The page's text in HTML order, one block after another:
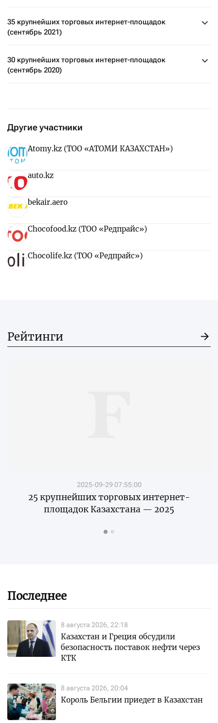
35 крупнейших торговых интернет-площадок
(сентябрь 2021)
30 крупнейших торговых интернет-площадок
(сентябрь 2020)
Другие участники
Atomy.kz (ТОО «АТОМИ КАЗАХСТАН»)
auto.kz
bekair.aero
Chocofood.kz (ТОО «Редпрайс»)
Chocolife.kz (ТОО «Редпрайс»)
Рейтинги
2025-09-29 07:55:00
25 крупнейших торговых интернет-
площадок Казахстана — 2025
Последнее
8 августа 2026, 22:18
Казахстан и Греция обсудили
безопасность поставок нефти через
КТК
8 августа 2026, 20:04
Король Бельгии приедет в Казахстан